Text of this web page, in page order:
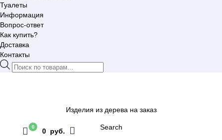
Туалеты
Информация
Вопрос-ответ
Как купить?
Доставка
Контакты
Поиск
товаров
Изделия из дерева на заказ
Search
0
0 руб.